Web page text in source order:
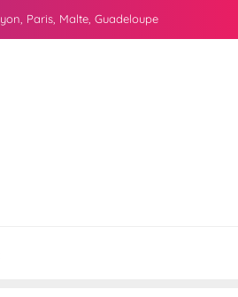
Paris, Malte, Guadeloupe